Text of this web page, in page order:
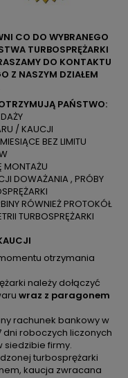
CO DO WYBRANEGO
TURBOSPRĘŻARKI
DO KONTAKTU
Z NASZYM DZIAŁEM
PAŃSTWO:
/ KAUCJI
BEZ LIMITU
MONTAŻU
DOWAŻANIA , PRÓBY
RÓWNIEŻ PROTOKÓŁ
TURBOSPRĘŻARKI
otrzymania
należy dołączyć
wraz z paragonem
rachunek bankowy w
roboczych liczonych
siedzibie firmy.
turbosprężarki
kaucja zwracana